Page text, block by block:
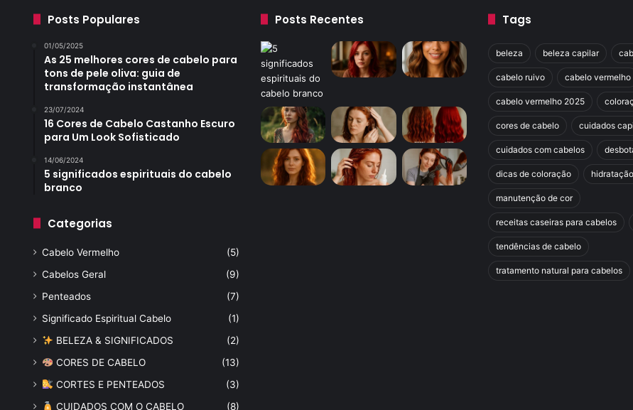
Posts Populares
01/05/2025
As 25 melhores cores de cabelo para
tons de pele oliva: guia de
transformação instantânea
23/07/2024
16 Cores de Cabelo Castanho Escuro
para Um Look Sofisticado
14/06/2024
5 significados espirituais do cabelo
branco
Categorias
Cabelo Vermelho
(5)
Cabelos Geral
(9)
Penteados
(7)
Significado Espiritual Cabelo
(1)
BELEZA & SIGNIFICADOS
(2)
CORES DE CABELO
(13)
CORTES E PENTEADOS
(3)
CUIDADOS COM O CABELO
(8)
Posts Recentes Tags
beleza beleza capilar
cabelo ruivo cabelo vermelho
cabelo vermelho 2025
cores de cabelo cuidados
cuidados com cabelos
dicas de coloração
manutenção de cor
receitas caseiras para cabelos
tendências de cabelo
tratamento natural para cabelos